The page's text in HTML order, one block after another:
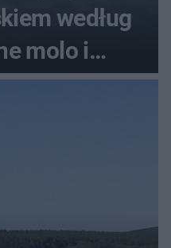
według
molo i